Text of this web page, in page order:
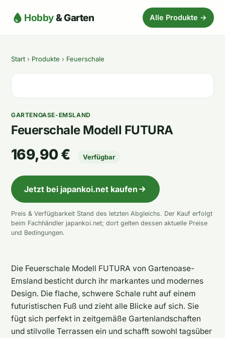
Hobby& Garten Alle Produkte →
Start › Produkte › Feuerschale
GARTENOASE-EMSLAND
Feuerschale Modell FUTURA
169,90 € Verfügbar
Jetzt bei japankoi.net kaufen
Preis & Verfügbarkeit Stand des letzten Abgleichs. Der Kauf erfolgt
beim Fachhändler japankoi.net; dort gelten dessen aktuelle Preise
und Bedingungen.
Die Feuerschale Modell FUTURA von Gartenoase-
Emsland besticht durch ihr markantes und modernes
Design. Die flache, schwere Schale ruht auf einem
futuristischen Fuß und zieht alle Blicke auf sich. Sie
fügt sich perfekt in zeitgemäße Gartenlandschaften
und stilvolle Terrassen ein und schafft sowohl tagsüber